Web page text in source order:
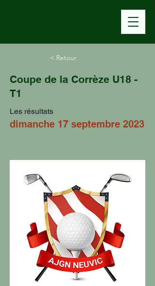
< Retour
Coupe de la Corrèze U18 -
T1
Les résultats
dimanche 17 septembre 2023